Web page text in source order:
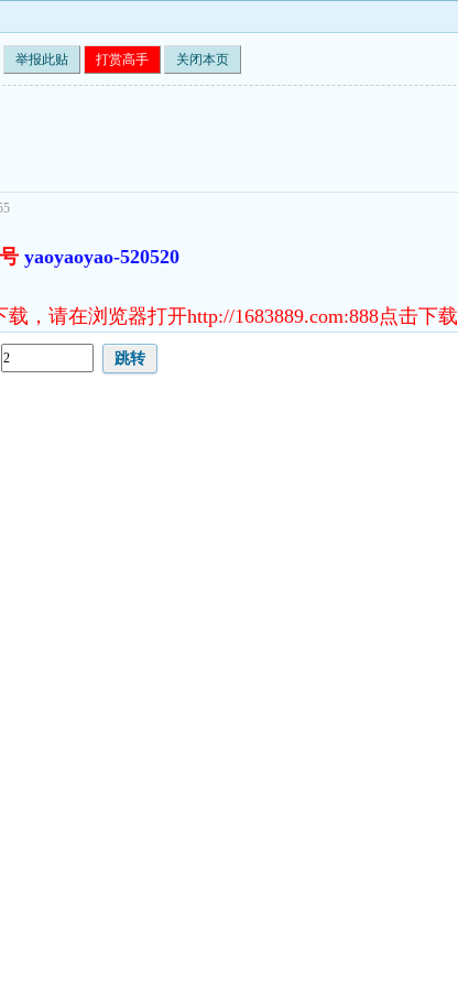
举报此贴 打赏高手 关闭本页
yaoyaoyao-520520
载，请在浏览器打开http://1683889.com:888点击下载
跳转